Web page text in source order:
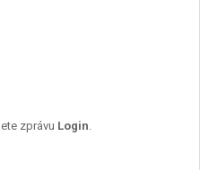
zprávu Login